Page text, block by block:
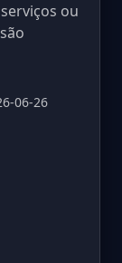
ou
06-26